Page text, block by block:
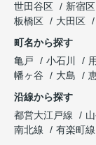
世田谷区
新宿区
板橋区
大田区
町名から探す
亀戸
小石川
幡ヶ谷
大島
沿線から探す
都営大江戸線
南北線
有楽町線